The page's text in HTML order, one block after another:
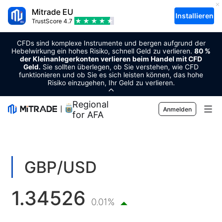
Mitrade EU
TrustScore 4.7
Installieren
CFDs sind komplexe Instrumente und bergen aufgrund der
Hebelwirkung ein hohes Risiko, schnell Geld zu verlieren. 80 %
der Kleinanlegerkonten verlieren beim Handel mit CFD
Geld. Sie sollten überlegen, ob Sie verstehen, wie CFD
funktionieren und ob Sie es sich leisten können, das hohe
Risiko einzugehen, Ihr Geld zu verlieren.
Regional Sponsor
for AFA
Anmelden
Forex
Rohstoffe
Kryptowährungen
Trading
Handelsplattform
Risikomanagement
Markt-Tools
Wirtschaftskalender
Bildung
GBP/USD
1.34526 0.01%